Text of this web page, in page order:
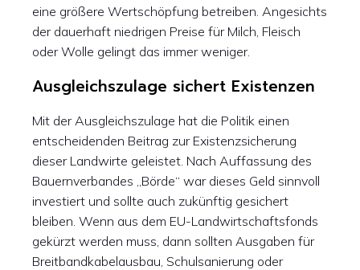
eine größere Wertschöpfung betreiben. Angesichts
der dauerhaft niedrigen Preise für Milch, Fleisch
oder Wolle gelingt das immer weniger.
Ausgleichszulage sichert Existenzen
Mit der Ausgleichszulage hat die Politik einen
entscheidenden Beitrag zur Existenzsicherung
dieser Landwirte geleistet. Nach Auffassung des
Bauernverbandes „Börde“ war dieses Geld sinnvoll
investiert und sollte auch zukünftig gesichert
bleiben. Wenn aus dem EU-Landwirtschaftsfonds
gekürzt werden muss, dann sollten Ausgaben für
Breitbandkabelausbau, Schulsanierung oder